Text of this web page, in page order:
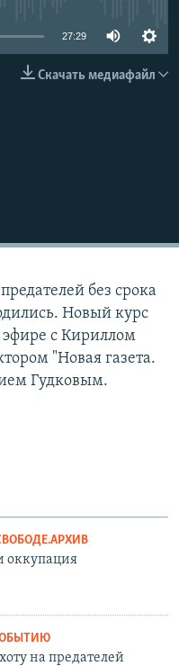
27:29
Скачать медиафайл
без срока
Новый курс
с Кириллом
"Новая газета.
Гудковым.
оккупация
на предателей